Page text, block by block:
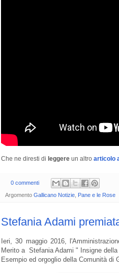
Che ne diresti di leggere un altro articolo
0 commenti
Argomento Gallicano Notizie Pane e le Rose
Stefania Adami
Ieri, 30 maggio 2016,
Merito a Stefania Adami " Insigne
Esempio ed orgoglio della Comunità di